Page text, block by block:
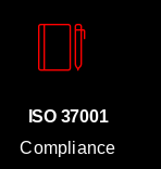
ISO 37001
Compliance